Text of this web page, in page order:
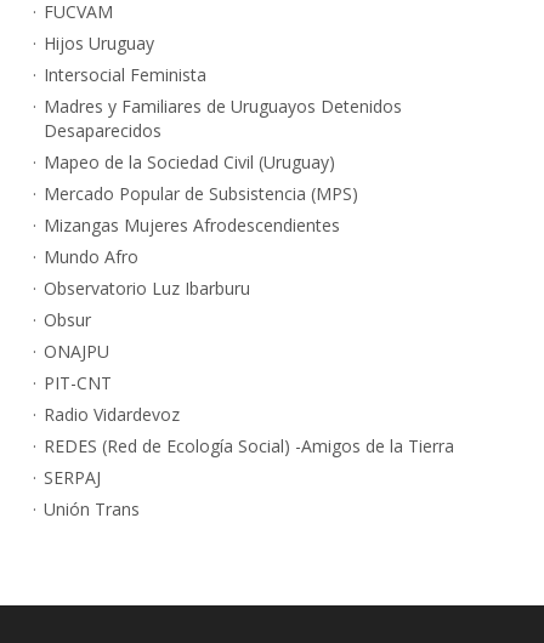
FUCVAM
Hijos Uruguay
Intersocial Feminista
Madres y Familiares de Uruguayos Detenidos
Desaparecidos
Mapeo de la Sociedad Civil (Uruguay)
Mercado Popular de Subsistencia (MPS)
Mizangas Mujeres Afrodescendientes
Mundo Afro
Observatorio Luz Ibarburu
Obsur
ONAJPU
PIT-CNT
Radio Vidardevoz
REDES (Red de Ecología Social) -Amigos de la Tierra
SERPAJ
Unión Trans